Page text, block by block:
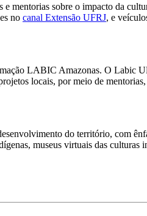
e mentorias sobre o impacto da
no canal Extensão UFRJ, e
LABIC Amazonas. O Labic
locais, por meio de
do território, com
museus virtuais das culturas